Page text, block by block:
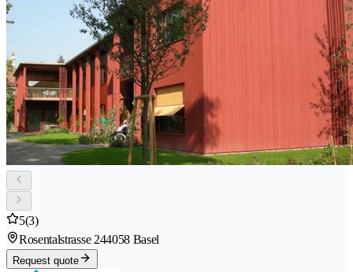
5(3)
Rosentalstrasse 244058 Basel
Request quote